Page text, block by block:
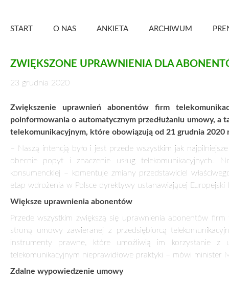
content
START O NAS ANKIETA ARCHIWUM
ZWIĘKSZONE UPRAWNIENIA DLA
23 grudnia 2020
Zwiększenie uprawnień abonentów firm
poinformowania o automatycznym przedłużaniu umowy,
telekomunikacyjnym, które obowiązują od 21 grudnia 2020
– Naszą intencją było i jest przede wszystkim jak
obecnie popyt i znaczenie usług telekomunikacyjnych.
konsumenckiej – komentuje zmiany przedstawiciel
etap wdrożenia w Polsce dyrektywy ustanawiającej Europejski
Większe uprawnienia abonentów
Przede wszystkim zwiększą się uprawnienia abonentów
stroną umowy zawieranej z przedsiębiorcą
instrumenty prawne, które umożliwią im korzystanie z
telekomunikacyjnym nieprawidłowe praktyki – mówi minister
Zdalne wypowiedzenie umowy